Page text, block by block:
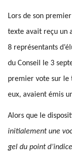
Lors de son
texte avait reçu un
8 représentants
du Conseil le 3
premier vote sur le
eux, avaient émis
Alors que le
initialement une
gel du point